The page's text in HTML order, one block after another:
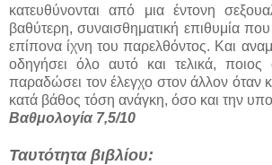
κατευθύνονται από μια έντονη
βαθύτερη, συναισθηματική επιθυμία
επίπονα ίχνη του παρελθόντος. Και
οδηγήσει όλο αυτό και τελικά,
παραδώσει τον έλεγχο στον άλλον όταν
κατά βάθος τόση ανάγκη, όσο και την
Βαθμολογία 7,5/10
Ταυτότητα βιβλίου: